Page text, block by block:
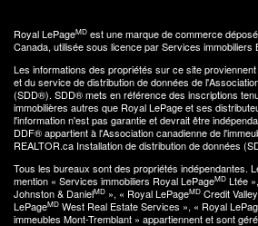
Royal LePageMD est une marque de commerce
Canada, utilisée sous licence par Services immobiliers
Les informations des propriétés sur ce site
et du service de distribution de données de
(SDD®). SDD® mets en référence des inscriptions
immobilières autres que Royal LePage et ses
l'information n'est pas garantie et devrait être
DDF® appartient à l'Association canadienne de
REALTOR.ca Installation de distribution de données
Tous les bureaux sont des propriétés indépendantes.
mention « Services immobiliers Royal LePageMD Ltée
Johnston & DanielMD », « Royal LePageMD Credit
LePageMD West Real Estate Services », « Royal
immeubles Mont-Tremblant » appartiennent et sont